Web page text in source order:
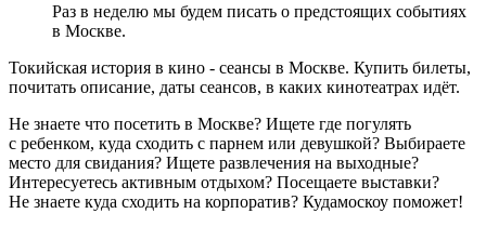
Раз в неделю мы будем писать о предстоящих событиях
в Москве.
Токийская история в кино - сеансы в Москве. Купить билеты,
почитать описание, даты сеансов, в каких кинотеатрах идёт.
Не знаете что посетить в Москве? Ищете где погулять
с ребенком, куда сходить с парнем или девушкой? Выбираете
место для свидания? Ищете развлечения на выходные?
Интересуетесь активным отдыхом? Посещаете выставки?
Не знаете куда сходить на корпоратив? Кудамоскоу поможет!